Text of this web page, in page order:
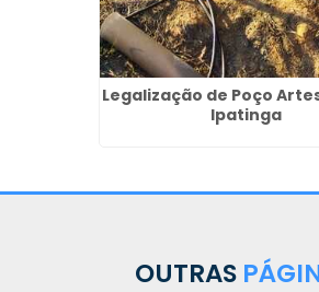
Legalização de Poço
Ipatinga
OUTRAS